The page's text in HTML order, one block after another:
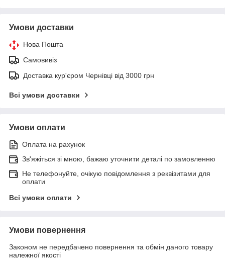
Умови доставки
Нова Пошта
Самовивіз
Доставка кур'єром Чернівці від 3000 грн
Всі умови доставки
Умови оплати
Оплата на рахунок
Зв'яжіться зі мною, бажаю уточнити деталі по замовленню
Не телефонуйте, очікую повідомлення з реквізитами для
оплати
Всі умови оплати
Умови повернення
Законом не передбачено повернення та обмін даного товару
належної якості